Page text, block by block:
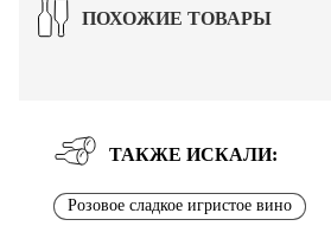
ПОХОЖИЕ ТОВАРЫ
ТАКЖЕ ИСКАЛИ:
Розовое сладкое игристое вино